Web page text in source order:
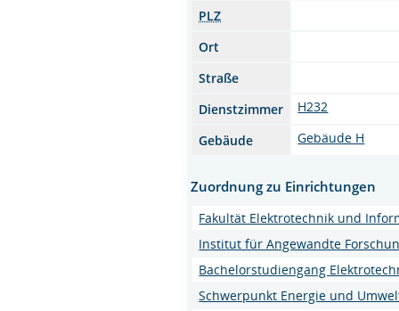
PLZ
Ort
Straße
Dienstzimmer
H232
Gebäude
Gebäude H
Zuordnung zu Einrichtungen
Fakultät Elektrotechnik und
Institut für Angewandte
Bachelorstudiengang
Schwerpunkt Energie und